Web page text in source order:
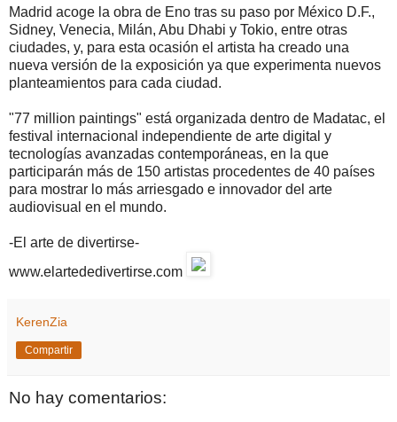
Madrid acoge la obra de Eno tras su paso por México D.F.,
Sidney, Venecia, Milán, Abu Dhabi y Tokio, entre otras
ciudades, y, para esta ocasión el artista ha creado una
nueva versión de la exposición ya que experimenta nuevos
planteamientos para cada ciudad.
"77 million paintings" está organizada dentro de Madatac, el
festival internacional independiente de arte digital y
tecnologías avanzadas contemporáneas, en la que
participarán más de 150 artistas procedentes de 40 países
para mostrar lo más arriesgado e innovador del arte
audiovisual en el mundo.
-El arte de divertirse-
www.elartededivertirse.com
KerenZia
Compartir
No hay comentarios: